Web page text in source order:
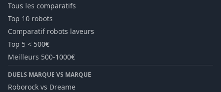
Tous les comparatifs
Top 10 robots
Comparatif robots laveurs
Top 5 < 500€
Meilleurs 500-1000€
DUELS MARQUE VS MARQUE
Roborock vs Dreame